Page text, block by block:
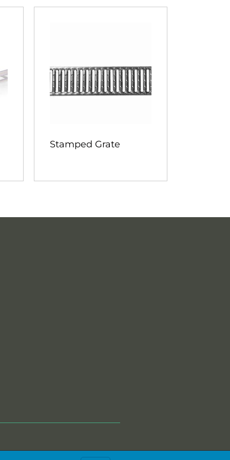
Stamped Grate